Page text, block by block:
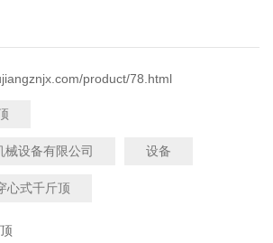
product/78.html
设备有限公司 设备
心式千斤顶